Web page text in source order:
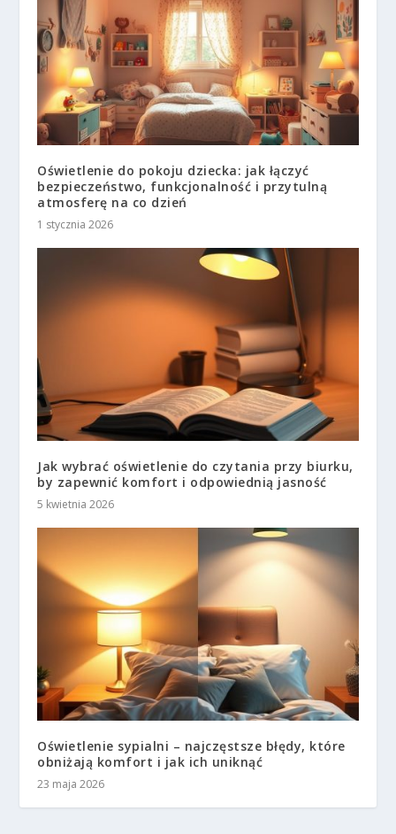
Oświetlenie do pokoju dziecka: jak łączyć
bezpieczeństwo, funkcjonalność i przytulną
atmosferę na co dzień
1 stycznia 2026
Jak wybrać oświetlenie do czytania przy biurku,
by zapewnić komfort i odpowiednią jasność
5 kwietnia 2026
Oświetlenie sypialni – najczęstsze błędy, które
obniżają komfort i jak ich uniknąć
23 maja 2026